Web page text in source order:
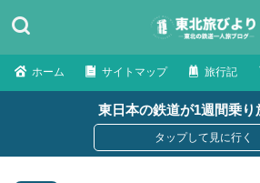
ホーム サイトマップ 旅行記
東日本の鉄道が1週間乗り